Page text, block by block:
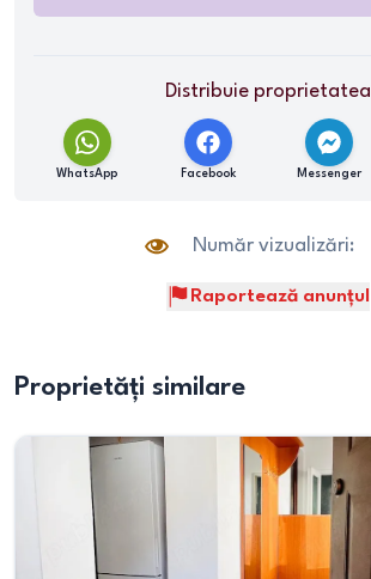
Distribuie proprietatea
WhatsApp Facebook Messenger
Număr vizualizări:
Raportează anunțul
Proprietăți similare